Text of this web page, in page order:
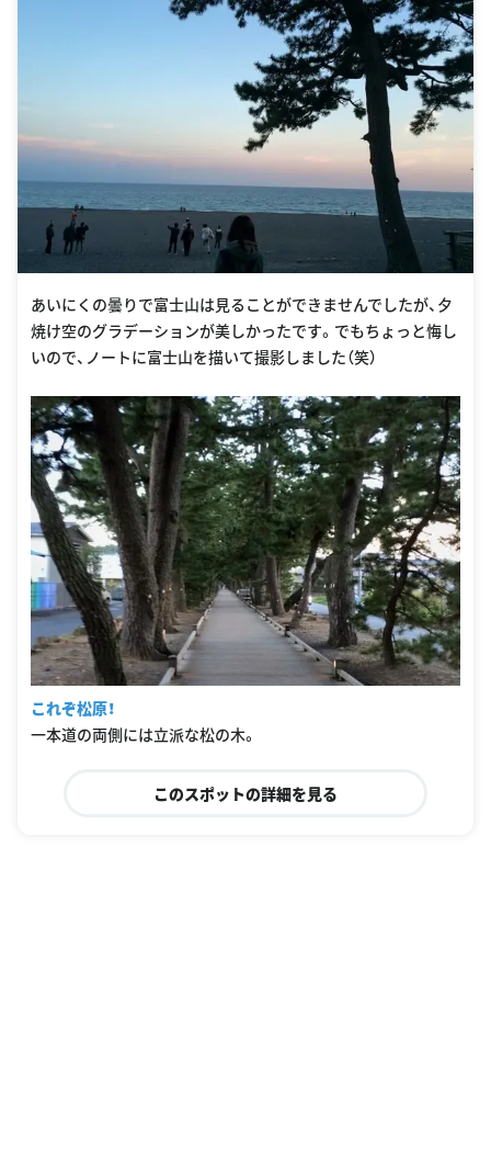
あいにくの曇りで富士山は見ることができませんでしたが、夕
焼け空のグラデーションが美しかったです。でもちょっと悔し
いので、ノートに富士山を描いて撮影しました（笑）
これぞ松原！
一本道の両側には立派な松の木。
このスポットの詳細を見る